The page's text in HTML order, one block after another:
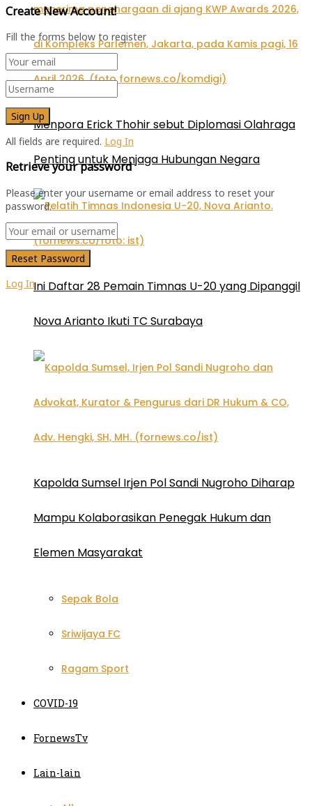
Menpora Erick Thohir sebut Diplomasi Olahraga
Penting untuk Menjaga Hubungan Negara
Ini Daftar 28 Pemain Timnas U-20 yang Dipanggil
Nova Arianto Ikuti TC Surabaya
Kapolda Sumsel Irjen Pol Sandi Nugroho Diharap
Mampu Kolaborasikan Penegak Hukum dan
Elemen Masyarakat
Sepak Bola
Sriwijaya FC
Ragam Sport
COVID-19
FornewsTv
Lain-lain
Create New Account!
Fill the forms below to register
All fields are required. Log In
Retrieve your password
Please enter your username or email address to reset your
password.
Log In